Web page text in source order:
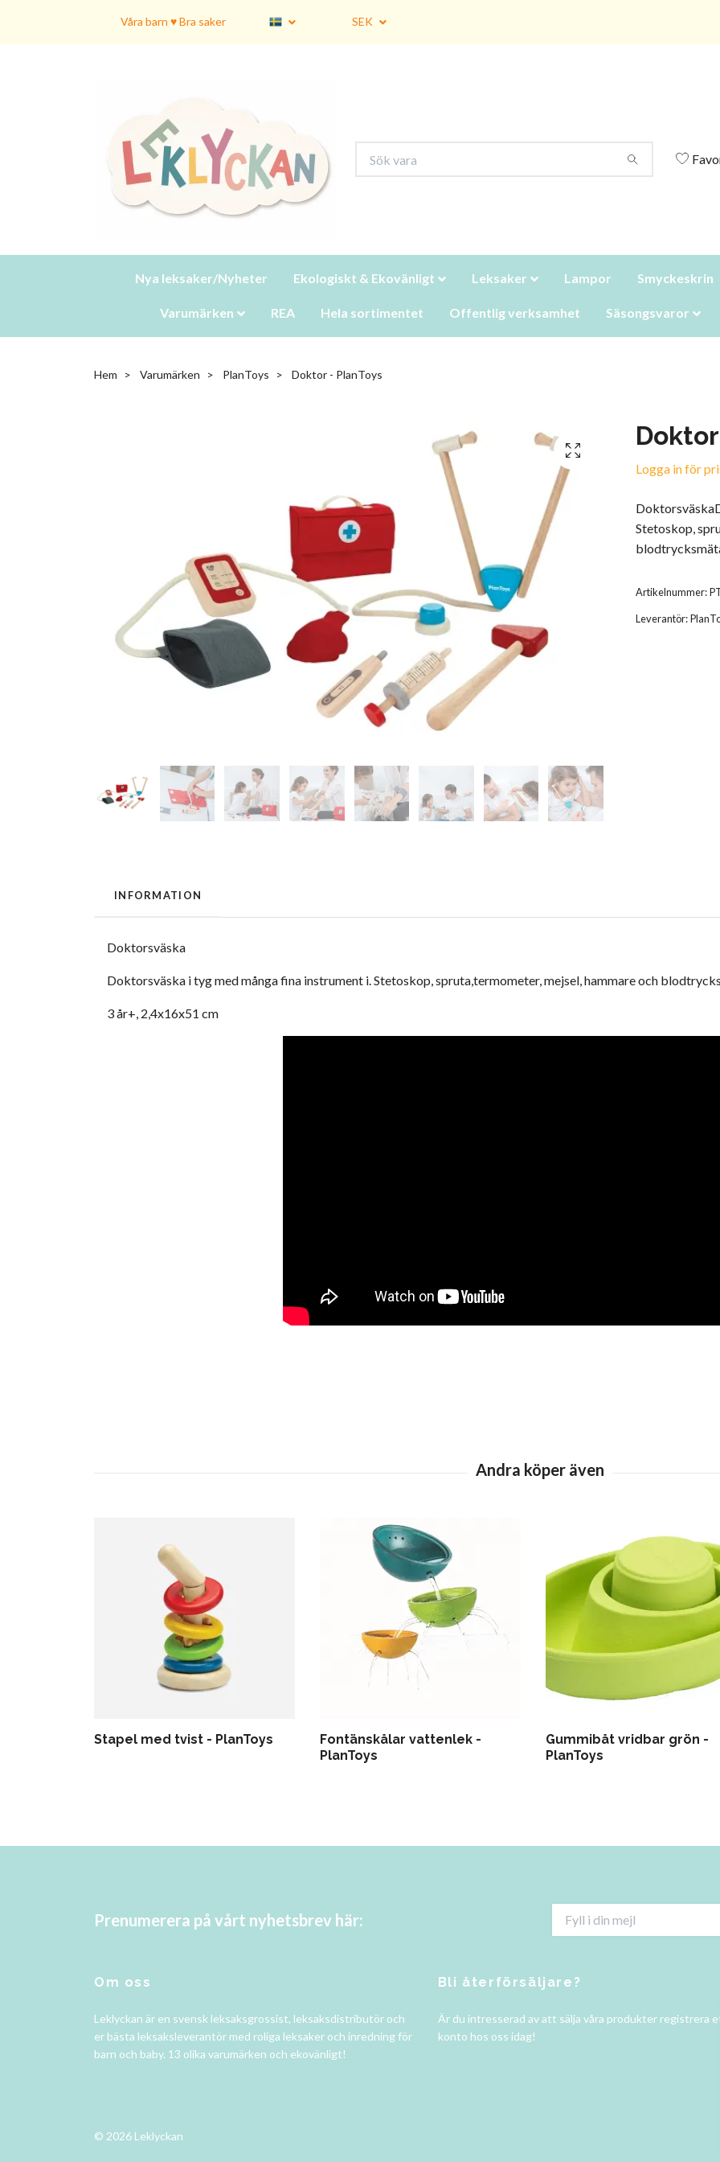
Våra barn ♥ Bra saker SEK
Nya leksaker/Nyheter Ekologiskt & Ekovänligt Leksaker Lampor Smyckeskrin
Varumärken REA Hela sortimentet Offentlig verksamhet Säsongsvaror
Hem Varumärken PlanToys Doktor - PlanToys
Logga in för
Stetoskop,
Artikelnummer:
Leverantör:
INFORMATION
Doktorsväska
Doktorsväska i tyg med många fina instrument i. Stetoskop, spruta,termometer, mejsel, hammare och
3 år+, 2,4x16x51 cm
Stapel med tvist - PlanToys
Fontänskålar vattenlek -
PlanToys
Gummibåt vridbar grön -
PlanToys
Prenumerera på vårt nyhetsbrev här:
Om oss
Leklyckan är en svensk leksaksgrossist, leksaksdistributör och
er bästa leksaksleverantör med roliga leksaker och inredning för
barn och baby. 13 olika varumärken och ekovänligt!
Bli återförsäljare?
Är du intresserad av att sälja våra produkter registrera
konto hos oss idag!
© 2026 Leklyckan